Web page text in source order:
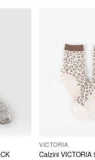
VICTORIA
Calzini